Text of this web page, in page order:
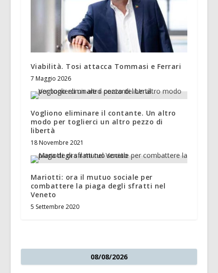
Viabilità. Tosi attacca Tommasi e Ferrari
7 Maggio 2026
Vogliono eliminare il contante. Un altro
modo per toglierci un altro pezzo di
libertà
18 Novembre 2021
Mariotti: ora il mutuo sociale per
combattere la piaga degli sfratti nel
Veneto
5 Settembre 2020
08/08/2026